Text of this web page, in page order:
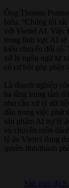
Ông Thomas
biểu: “Chúng tôi
với Viettel AI. Việc
trong lĩnh vực AI sẽ
kiến chuyển đổi
xử lý ngôn ngữ tự
có cơ hội góp phần
Là doanh nghiệp
hạ tầng trung tâm
nhu cầu xử lý dữ
đầu trong việc phát
sản phẩm AI trợ lý
vụ chuyên môn
lý ảo Viettel đang
quyền tỉnh/thành
Sàn giao dịch